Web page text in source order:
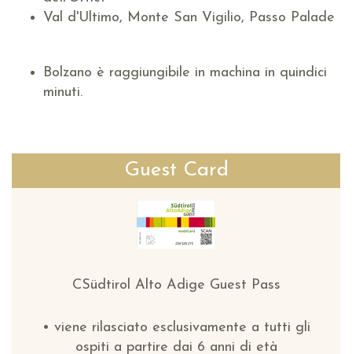
Val d'Ultimo, Monte San Vigilio, Passo Palade
Bolzano è raggiungibile in machina in quindici
minuti.
Guest Card
CSüdtirol Alto Adige Guest Pass
• viene rilasciato esclusivamente a tutti gli
ospiti a partire dai 6 anni di età